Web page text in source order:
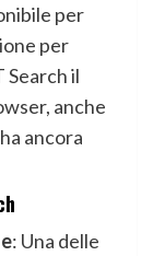
per
per
Search il
anche
ancora
: Una delle